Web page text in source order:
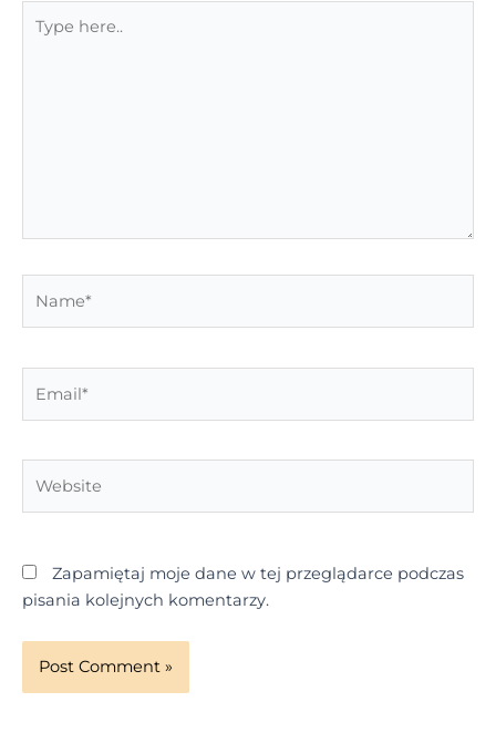
here..
Zapamiętaj moje dane w tej przeglądarce podczas
pisania kolejnych komentarzy.